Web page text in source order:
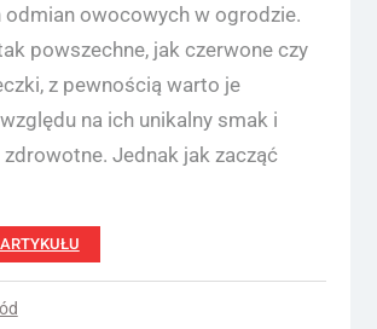
odmian owocowych w ogrodzie.
powszechne, jak czerwone czy
z pewnością warto je
na ich unikalny smak i
Jednak jak zacząć